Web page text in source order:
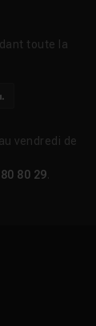
toute la
vendredi de
80 29